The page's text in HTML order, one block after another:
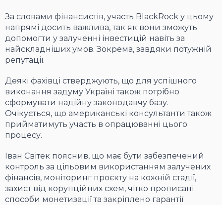
За словами фінансистів, участь BlackRock у цьому
напрямі досить важлива, так як вони зможуть
допомогти у залученні інвестицій навіть за
найскладніших умов. Зокрема, завдяки потужній
репутації.
Деякі фахівці стверджують, що для успішного
виконання задуму Україні також потрібно
сформувати надійну законодавчу базу.
Очікується, що американські консультанти також
прийматимуть участь в опрацюванні цього
процесу.
Іван Світек пояснив, що має бути забезпечений
контроль за цільовим використанням залучених
фінансів, моніторинг проєкту на кожній стадії,
захист від корупційних схем, чітко прописані
способи монетизації та закріплено гарантії